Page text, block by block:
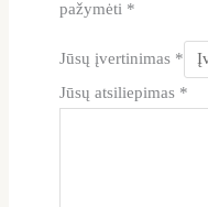
pažymėti *
Jūsų įvertinimas *
Jūsų atsiliepimas *